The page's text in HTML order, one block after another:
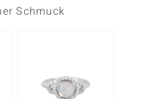
Schmuck